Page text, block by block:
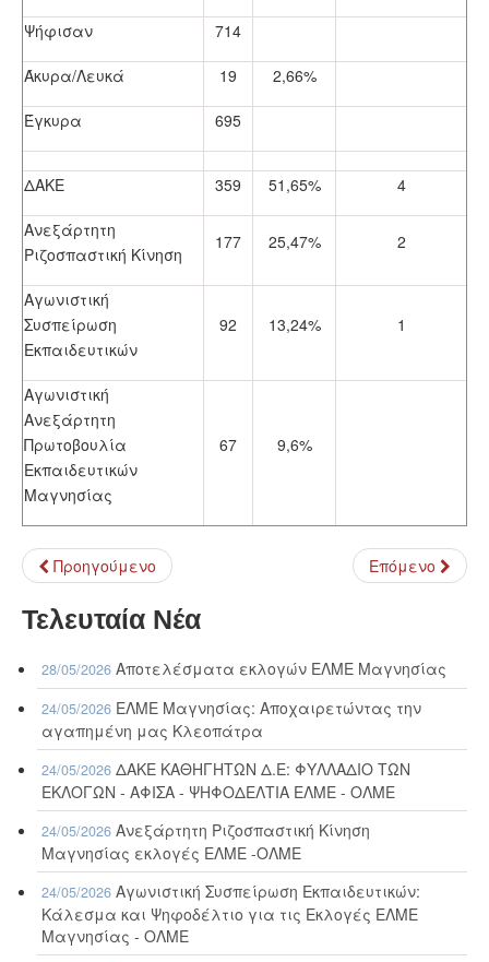
Ψήφισαν 714
Άκυρα/Λευκά 19 2,66%
Έγκυρα 695
ΔΑΚΕ 359 51,65% 4
Ανεξάρτητη
Ριζοσπαστική Κίνηση
177 25,47% 2
Αγωνιστική
Συσπείρωση
Εκπαιδευτικών
92 13,24% 1
Αγωνιστική
Ανεξάρτητη
Πρωτοβουλία
Εκπαιδευτικών
Μαγνησίας
67 9,6%
Προηγούμενο Επόμενο
Τελευταία Νέα
28/05/2026 Αποτελέσματα εκλογών ΕΛΜΕ Μαγνησίας
24/05/2026 ΕΛΜΕ Μαγνησίας: Αποχαιρετώντας την
αγαπημένη μας Κλεοπάτρα
24/05/2026 ΔΑΚΕ ΚΑΘΗΓΗΤΩΝ Δ.Ε: ΦΥΛΛΑΔΙΟ ΤΩΝ
ΕΚΛΟΓΩΝ - ΑΦΙΣΑ - ΨΗΦΟΔΕΛΤΙΑ ΕΛΜΕ - ΟΛΜΕ
24/05/2026 Ανεξάρτητη Ριζοσπαστική Κίνηση
Μαγνησίας εκλογές ΕΛΜΕ -ΟΛΜΕ
24/05/2026 Αγωνιστική Συσπείρωση Εκπαιδευτικών:
Κάλεσμα και Ψηφοδέλτιο για τις Εκλογές ΕΛΜΕ
Μαγνησίας - ΟΛΜΕ